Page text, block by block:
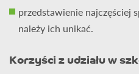
przedstawienie najczęściej
należy ich unikać.
Korzyści z udziału w